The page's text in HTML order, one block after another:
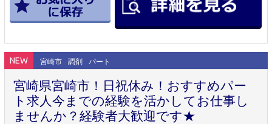
NEW 宮崎市 調剤 パート
宮崎県宮崎市！日祝休み！おすすめパー
ト求人今までの経験を活かしてお仕事し
ませんか？経験者大歓迎です★